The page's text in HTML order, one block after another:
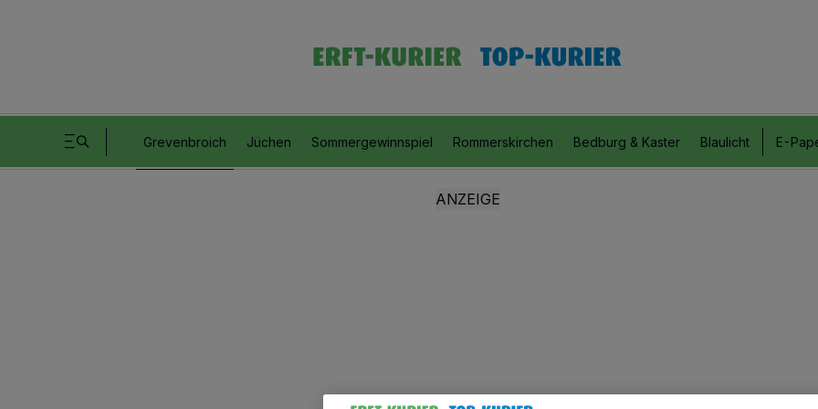
Grevenbroich Jüchen Sommergewinnspiel Rommerskirchen Bedburg & Kaster Blaulicht E-